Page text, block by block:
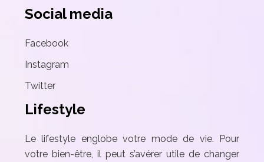
Social media
Facebook
Instagram
Twitter
Lifestyle
Le lifestyle englobe votre mode de vie. Pour
votre bien-être, il peut s’avérer utile de changer